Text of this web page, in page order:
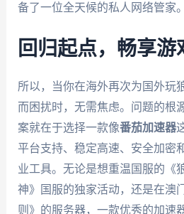
备了一位全天候的私人网络管家。
回归起点，畅享
所以，当你在海外再次为国外玩
而困扰时，无需焦虑。问题的根
案就在于选择一款像番茄加速器
平台支持、稳定高速、安全加密
业工具。无论是想重温国服的《
神》国服的独家活动，还是在澳
则》的服务器，一款优秀的加速